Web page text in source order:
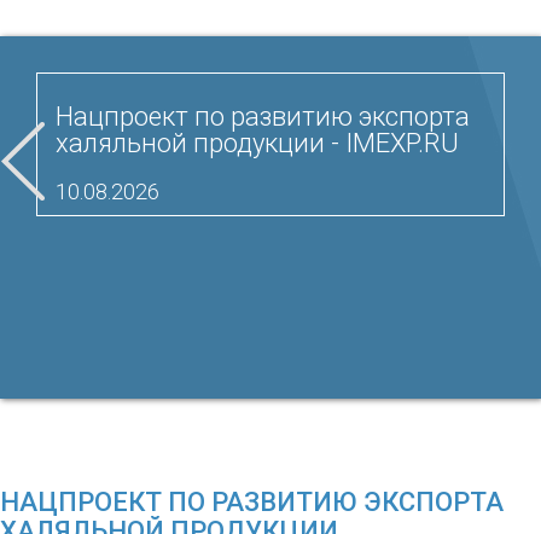
Нацпроект по развитию экспорта
халяльной продукции - IMEXP.RU
10.08.2026
НАЦПРОЕКТ ПО РАЗВИТИЮ ЭКСПОРТА